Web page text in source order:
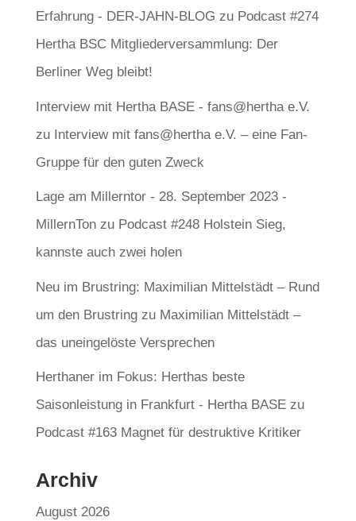
Erfahrung - DER-JAHN-BLOG zu Podcast #274
Hertha BSC Mitgliederversammlung: Der
Berliner Weg bleibt!
Interview mit Hertha BASE - fans@hertha e.V.
zu Interview mit fans@hertha e.V. – eine Fan-
Gruppe für den guten Zweck
Lage am Millerntor - 28. September 2023 -
MillernTonzu Podcast #248 Holstein Sieg,
kannste auch zwei holen
Neu im Brustring: Maximilian Mittelstädt – Rund
um den Brustringzu Maximilian Mittelstädt –
das uneingelöste Versprechen
Herthaner im Fokus: Herthas beste
Saisonleistung in Frankfurt - Hertha BASEzu
Podcast #163 Magnet für destruktive Kritiker
Archiv
August 2026